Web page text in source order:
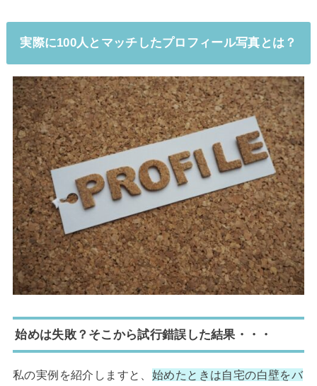
実際に100人とマッチしたプロフィール写真とは？
始めは失敗？そこから試行錯誤した結果・・・
私の実例を紹介しますと、 始めたときは自宅の白壁をバ